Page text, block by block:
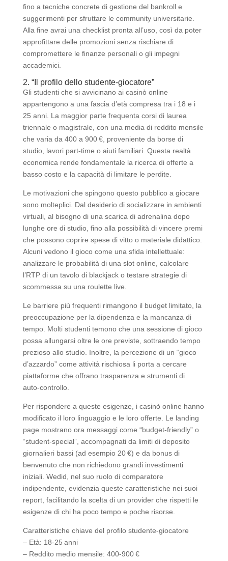
fino a tecniche concrete di gestione del bankroll e
suggerimenti per sfruttare le community universitarie.
Alla fine avrai una checklist pronta all’uso, così da poter
approfittare delle promozioni senza rischiare di
compromettere le finanze personali o gli impegni
accademici.
2. “Il profilo dello studente‑giocatore”
Gli studenti che si avvicinano ai casinò online
appartengono a una fascia d’età compresa tra i 18 e i
25 anni. La maggior parte frequenta corsi di laurea
triennale o magistrale, con una media di reddito mensile
che varia da 400 a 900 €, proveniente da borse di
studio, lavori part‑time o aiuti familiari. Questa realtà
economica rende fondamentale la ricerca di offerte a
basso costo e la capacità di limitare le perdite.
Le motivazioni che spingono questo pubblico a giocare
sono molteplici. Dal desiderio di socializzare in ambienti
virtuali, al bisogno di una scarica di adrenalina dopo
lunghe ore di studio, fino alla possibilità di vincere premi
che possono coprire spese di vitto o materiale didattico.
Alcuni vedono il gioco come una sfida intellettuale:
analizzare le probabilità di una slot online, calcolare
l’RTP di un tavolo di blackjack o testare strategie di
scommessa su una roulette live.
Le barriere più frequenti rimangono il budget limitato, la
preoccupazione per la dipendenza e la mancanza di
tempo. Molti studenti temono che una sessione di gioco
possa allungarsi oltre le ore previste, sottraendo tempo
prezioso allo studio. Inoltre, la percezione di un “gioco
d’azzardo” come attività rischiosa li porta a cercare
piattaforme che offrano trasparenza e strumenti di
auto‑controllo.
Per rispondere a queste esigenze, i casinò online hanno
modificato il loro linguaggio e le loro offerte. Le landing
page mostrano ora messaggi come “budget‑friendly” o
“student‑special”, accompagnati da limiti di deposito
giornalieri bassi (ad esempio 20 €) e da bonus di
benvenuto che non richiedono grandi investimenti
iniziali. Wedid, nel suo ruolo di comparatore
indipendente, evidenzia queste caratteristiche nei suoi
report, facilitando la scelta di un provider che rispetti le
esigenze di chi ha poco tempo e poche risorse.
Caratteristiche chiave del profilo studente‑giocatore
– Età: 18‑25 anni
– Reddito medio mensile: 400‑900 €